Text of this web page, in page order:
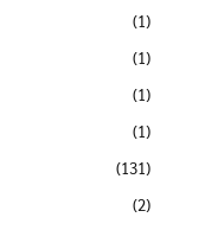
(1)
(1)
(1)
(1)
(131)
(2)